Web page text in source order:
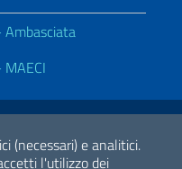
(necessari) e analitici.
l'utilizzo dei